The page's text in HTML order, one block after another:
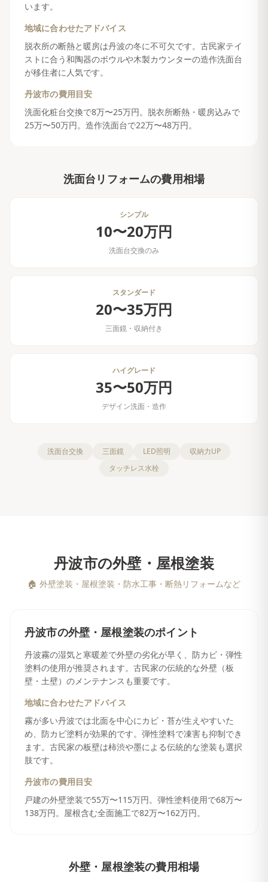
います。
地域に合わせたアドバイス
脱衣所の断熱と暖房は丹波の冬に不可欠です。古民家テイ
ストに合う和陶器のボウルや木製カウンターの造作洗面台
が移住者に人気です。
丹波市の費用目安
洗面化粧台交換で8万〜25万円。脱衣所断熱・暖房込みで
25万〜50万円。造作洗面台で22万〜48万円。
洗面台リフォームの費用相場
シンプル
10〜20万円
洗面台交換のみ
スタンダード
20〜35万円
三面鏡・収納付き
ハイグレード
35〜50万円
デザイン洗面・造作
洗面台交換 三面鏡 LED照明
収納力UP
タッチレス水栓
丹波市の外壁・屋根塗装
🏠 外壁塗装・屋根塗装・防水工事・断熱リフォームなど
丹波市の外壁・屋根塗装のポイント
丹波霧の湿気と寒暖差で外壁の劣化が早く、防カビ・弾性
塗料の使用が推奨されます。古民家の伝統的な外壁（板
壁・土壁）のメンテナンスも重要です。
地域に合わせたアドバイス
霧が多い丹波では北面を中心にカビ・苔が生えやすいた
め、防カビ塗料が効果的です。弾性塗料で凍害も抑制でき
ます。古民家の板壁は柿渋や墨による伝統的な塗装も選択
肢です。
丹波市の費用目安
戸建の外壁塗装で55万〜115万円。弾性塗料使用で68万〜
138万円。屋根含む全面施工で82万〜162万円。
外壁・屋根塗装の費用相場